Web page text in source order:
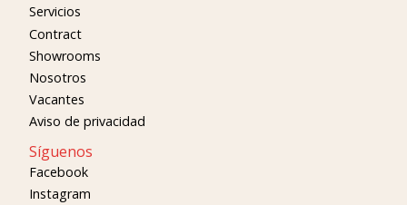
Servicios
Contract
Showrooms
Nosotros
Vacantes
Aviso de privacidad
Síguenos
Facebook
Instagram